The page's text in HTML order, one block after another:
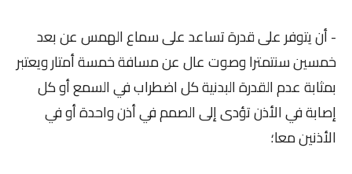
- أن يتوفر على قدرة تساعد على سماع الهمس عن بعد
خمسين سنتمترا وصوت عال عن مسافة خمسة أمتار ويعتبر
بمثابة عدم القدرة البدنية كل اضطراب في السمع أو كل
إصابة في الأذن تؤدى إلى الصمم في أذن واحدة أو في
الأذنين معا؛